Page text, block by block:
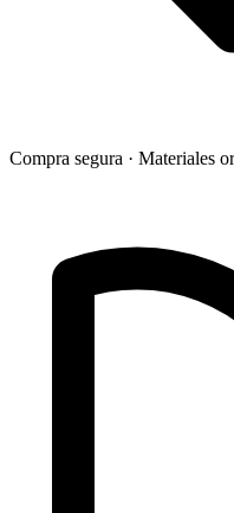
Compra segura · Materiales